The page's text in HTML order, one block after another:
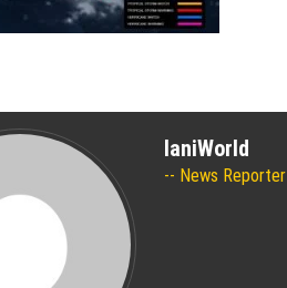
Turkish Airlines se trasladó al
IaniWorld
News Reporter